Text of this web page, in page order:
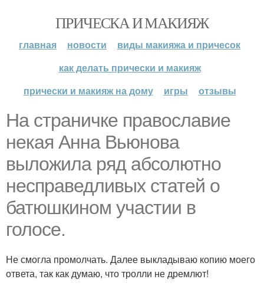
ПРИЧЕСКА И МАКИЯЖ
главная новости
виды макияжа и причесок
как делать прически и макияж
прически и макияж на дому
игры отзывы
На страничке православие
некая Анна Вьюнова
выложила ряд абсолютно
несправедливых статей о
батюшкином участии в
голосе.
Не смогла промолчать. Далее выкладываю копию моего
ответа, так как думаю, что тролли не дремлют!